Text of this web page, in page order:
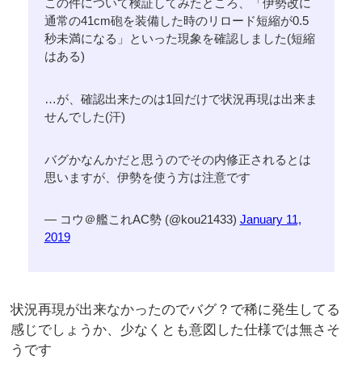
この件について検証してみたところ、「伊勢改に
通常の41cm砲を装備した時のリロード短縮が0.5
秒未満になる」といった現象を確認しました(短縮
はある)
…が、確認出来たのは1回だけで状況再現は出来ま
せんでした(汗)
バグかなんかだと思うのでその内修正されるとは
思いますが、伊勢を使う方は注意です
— コウ＠艦これAC勢 (@kou21433) January 11,
2019
状況再現が出来なかったのでバグ？で稀に発生してる
感じでしょうか、少なくとも意図した仕様では無さそ
うです